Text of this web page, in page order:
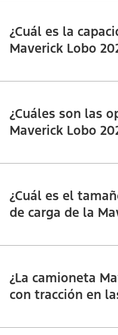
¿Cuál es la
Maverick Lobo
¿Cuáles son las
Maverick Lobo
¿Cuál es el
de carga de la
¿La camioneta
con tracción en